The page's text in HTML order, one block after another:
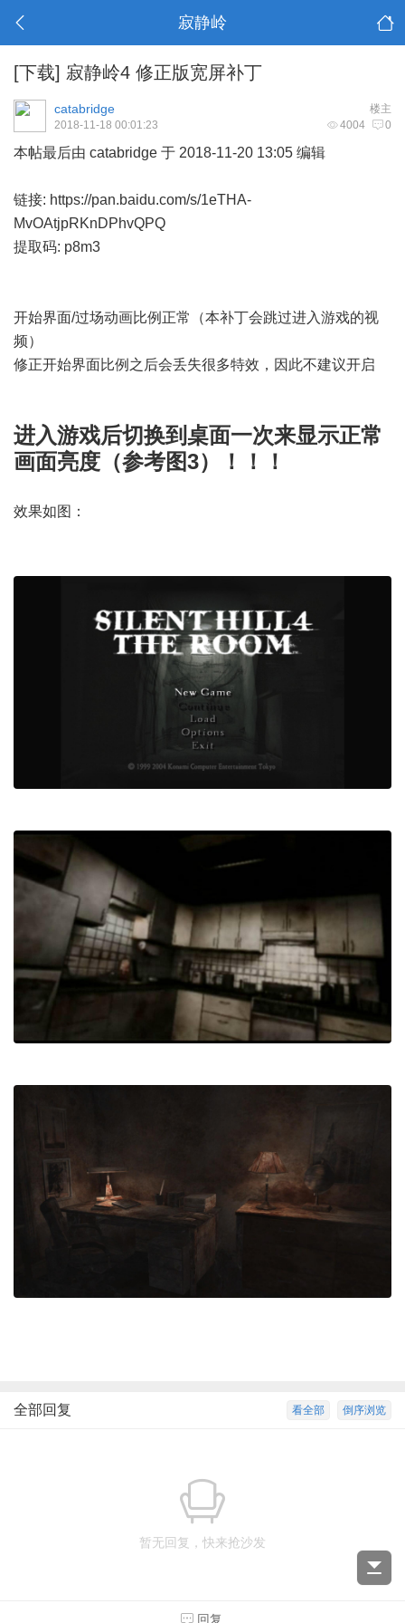
寂静岭
[下载] 寂静岭4 修正版宽屏补丁
楼主
catabridge
4004 0
2018-11-18 00:01:23
本帖最后由 catabridge 于 2018-11-20 13:05 编辑
链接: https://pan.baidu.com/s/1eTHA-
MvOAtjpRKnDPhvQPQ
提取码: p8m3
开始界面/过场动画比例正常（本补丁会跳过进入游戏的视
频）
修正开始界面比例之后会丢失很多特效，因此不建议开启
进入游戏后切换到桌面一次来显示正常
画面亮度（参考图3）！！！
效果如图：
倒序浏览
看全部
全部回复
暂无回复，快来抢沙发
回复